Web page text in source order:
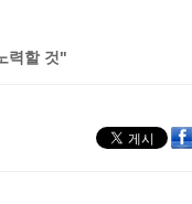
력할 것"